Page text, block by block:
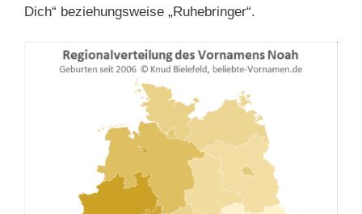
Dich“ beziehungsweise „Ruhebringer“.